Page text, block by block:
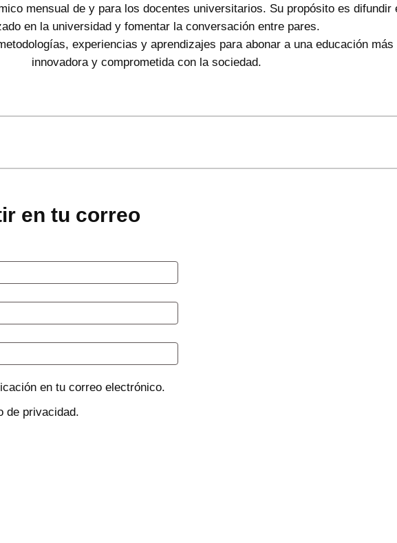
mensual de y para los docentes universitarios. Su propósito es difundir
en la universidad y fomentar la conversación entre pares.
experiencias y aprendizajes para abonar a una educación
innovadora y comprometida con la sociedad.
en tu correo
en tu correo electrónico.
de privacidad.